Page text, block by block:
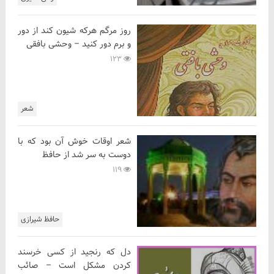
شعر
روز مرگم هرکه شیون کند از دور
و برم دور کنید – وحشی بافقی
حافظ شیرازی
شعر اوقات خوش آن بود که با
دوست به سر شد از حافظ
دل که رنجید از کسی خرسند
کردن مشکل است – صائب